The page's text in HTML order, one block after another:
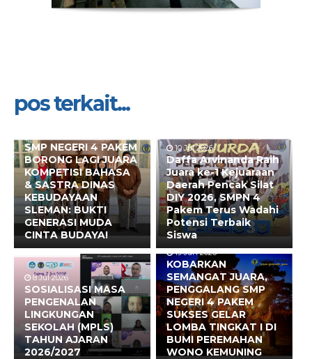
pos terkait...
SMP NEGERI 4 PAKEM
BORONG LAGI JUARA
KOMPETISI BAHASA
& SASTRA DINAS
KEBUDAYAAN
SLEMAN: BUKTI
GENERASI MUDA
CINTA BUDAYA!
10 Jul 2026
Daffa Arvinanda Raih
Juara ke-1 Kejuaraan
Daerah Pencak Silat
DIY 2026, SMPN 4
Pakem Terus Wadahi
Potensi Terbaik
Siswa
8 Jul 2026
SOSIALISASI MASA
PENGENALAN
LINGKUNGAN
SEKOLAH (MPLS)
TAHUN AJARAN
2026/2027
19 Jun 2026
KOBARKAN
SEMANGAT JUARA,
PENGGALANG SMP
NEGERI 4 PAKEM
SUKSES GELAR
LOMBA TINGKAT I DI
BUMI PEREMAHAN
WONO KEMUNING